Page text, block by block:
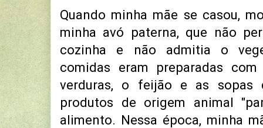
Quando minha mãe se casou,
minha avó paterna, que não
cozinha e não admitia o
comidas eram preparadas
verduras, o feijão e as sopas
produtos de origem animal
alimento. Nessa época, minha